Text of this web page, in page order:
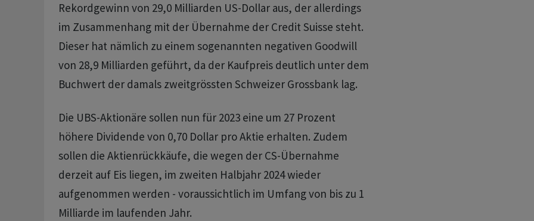
Rekordgewinn von 29,0 Milliarden US-Dollar aus, der allerdings
im Zusammenhang mit der Übernahme der Credit Suisse steht.
Dieser hat nämlich zu einem sogenannten negativen Goodwill
von 28,9 Milliarden geführt, da der Kaufpreis deutlich unter dem
Buchwert der damals zweitgrössten Schweizer Grossbank lag.
Die UBS-Aktionäre sollen nun für 2023 eine um 27 Prozent
höhere Dividende von 0,70 Dollar pro Aktie erhalten. Zudem
sollen die Aktienrückkäufe, die wegen der CS-Übernahme
derzeit auf Eis liegen, im zweiten Halbjahr 2024 wieder
aufgenommen werden - voraussichtlich im Umfang von bis zu 1
Milliarde im laufenden Jahr.